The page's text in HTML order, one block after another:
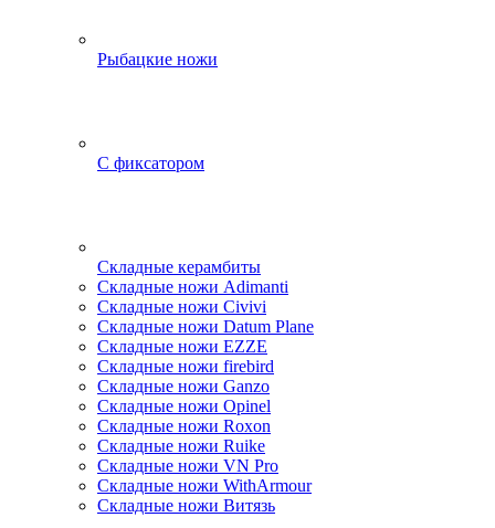
Рыбацкие ножи
С фиксатором
Складные керамбиты
Складные ножи Adimanti
Складные ножи Civivi
Складные ножи Datum Plane
Складные ножи EZZE
Складные ножи firebird
Складные ножи Ganzo
Складные ножи Opinel
Складные ножи Roxon
Складные ножи Ruike
Складные ножи VN Pro
Складные ножи WithArmour
Складные ножи Витязь